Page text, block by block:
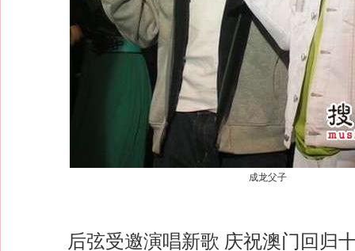
成龙父子
后弦受邀演唱新歌 庆祝澳门回归